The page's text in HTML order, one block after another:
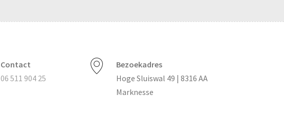
Contact
06 511 904 25
Bezoekadres
Hoge Sluiswal 49 | 8316 AA
Marknesse